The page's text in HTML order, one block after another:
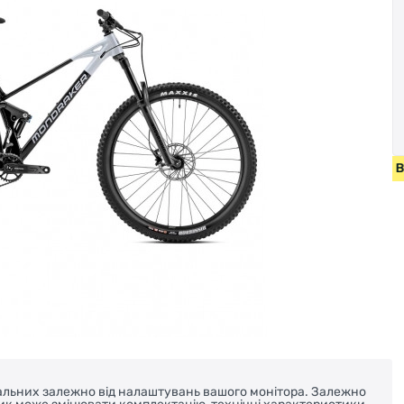
залежно від налаштувань вашого монітора. Залежно
ВІД 2000 ГРН • БЕЗКОШТОВНА ДОСТАВКА НА